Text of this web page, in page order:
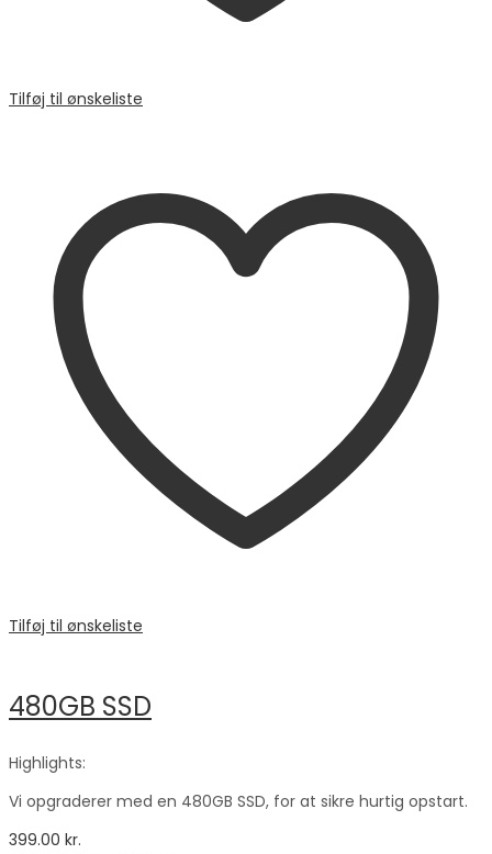
Tilføj til ønskeliste
Tilføj til ønskeliste
480GB SSD
Highlights:
Vi opgraderer med en 480GB SSD, for at sikre hurtig opstart.
399.00 kr.